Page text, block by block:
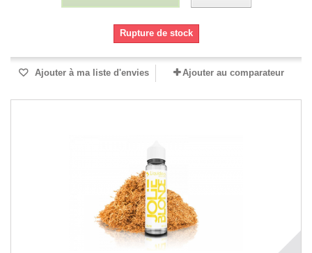
Rupture de stock
Ajouter à ma liste d'envies Ajouter au comparateur